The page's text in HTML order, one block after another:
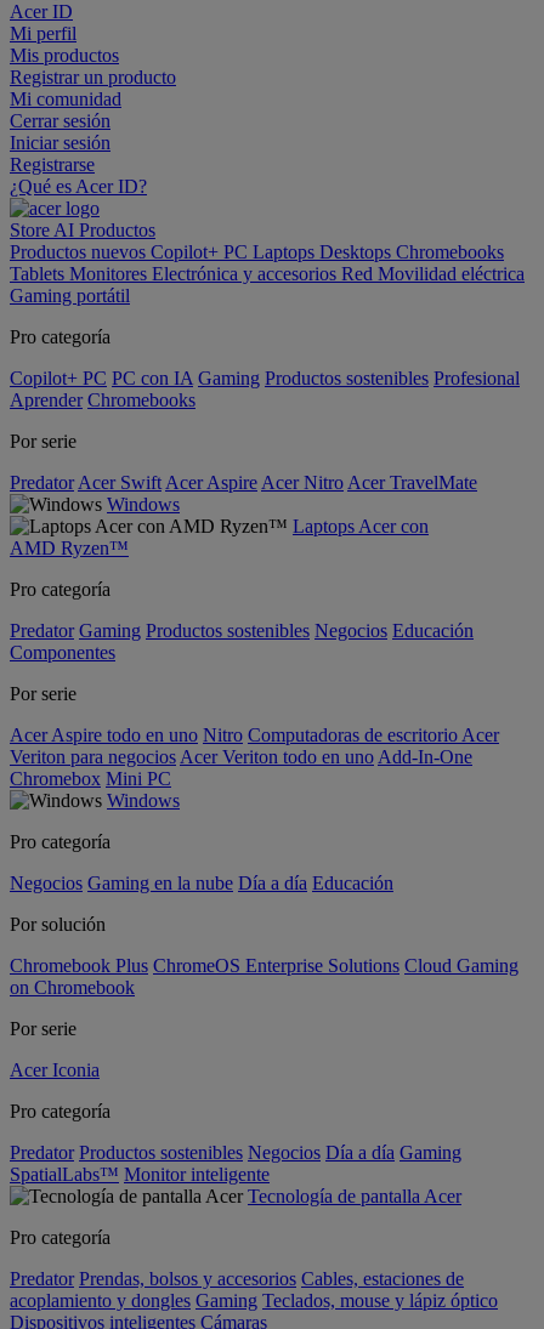
Acer ID
Mi perfil
Mis productos
Registrar un producto
Mi comunidad
Cerrar sesión
Iniciar sesión
Registrarse
¿Qué es Acer ID?
Store AI Productos
Productos nuevos Copilot+ PC Laptops Desktops Chromebooks
Tablets Monitores Electrónica y accesorios Red Movilidad eléctrica
Gaming portátil
Pro categoría
Copilot+ PC PC con IA Gaming Productos sostenibles Profesional
Aprender Chromebooks
Por serie
Predator Acer Swift Acer Aspire Acer Nitro Acer TravelMate
Windows
Laptops Acer con
AMD Ryzen™
Pro categoría
Predator Gaming Productos sostenibles Negocios Educación
Componentes
Por serie
Acer Aspire todo en uno Nitro Computadoras de escritorio Acer
Veriton para negocios Acer Veriton todo en uno Add-In-One
Chromebox Mini PC
Windows
Pro categoría
Negocios Gaming en la nube Día a día Educación
Por solución
Chromebook Plus ChromeOS Enterprise Solutions Cloud Gaming
on Chromebook
Por serie
Acer Iconia
Pro categoría
Predator Productos sostenibles Negocios Día a día Gaming
SpatialLabs™ Monitor inteligente
Tecnología de pantalla Acer
Pro categoría
Predator Prendas, bolsos y accesorios Cables, estaciones de
acoplamiento y dongles Gaming Teclados, mouse y lápiz óptico
Dispositivos inteligentes Cámaras